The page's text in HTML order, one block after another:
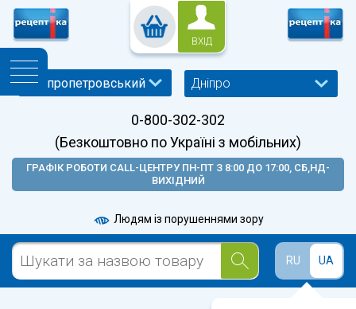
ВХІД
Дніпро
0-800-302-302
(Безкоштовно по Україні з мобільних)
ГРАФІК РОБОТИ CALL-ЦЕНТРУ ПН-ПТ З 8:00 ДО 17:00, СБ,НД-
ВИХІДНИЙ
Людям із порушеннями зору
RU UA